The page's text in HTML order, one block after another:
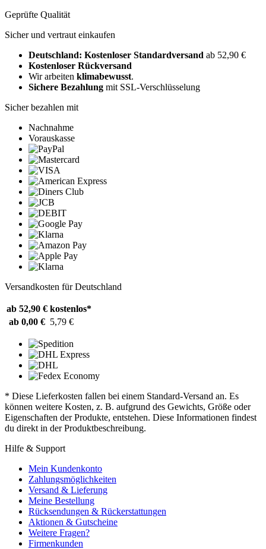
Geprüfte Qualität
Sicher und vertraut einkaufen
Deutschland: Kostenloser Standardversand ab 52,90 €
Kostenloser Rückversand
Wir arbeiten klimabewusst.
Sichere Bezahlung mit SSL-Verschlüsselung
Sicher bezahlen mit
Nachnahme
Vorauskasse
Versandkosten für Deutschland
ab 52,90 € kostenlos*
ab 0,00 € 5,79 €
* Diese Lieferkosten fallen bei einem Standard-Versand an. Es
können weitere Kosten, z. B. aufgrund des Gewichts, Größe oder
Eigenschaften der Produkte, entstehen. Diese Informationen findest
du direkt in der Produktbeschreibung.
Hilfe & Support
Mein Kundenkonto
Zahlungsmöglichkeiten
Versand & Lieferung
Meine Bestellung
Rücksendungen & Rückerstattungen
Aktionen & Gutscheine
Weitere Fragen?
Firmenkunden